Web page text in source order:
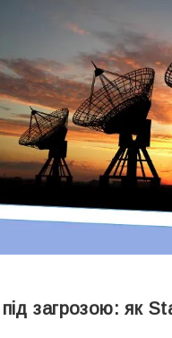
загрозою: як